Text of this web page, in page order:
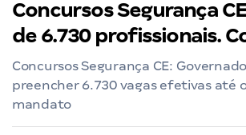
Concursos Segurança
de 6.730 profissionais.
Concursos Segurança CE:
preencher 6.730 vagas efetivas até
mandato